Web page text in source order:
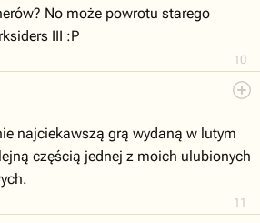
10
No może powrotu starego
III :P
11
najciekawszą grą wydaną w lutym
częścią jednej z moich ulubionych